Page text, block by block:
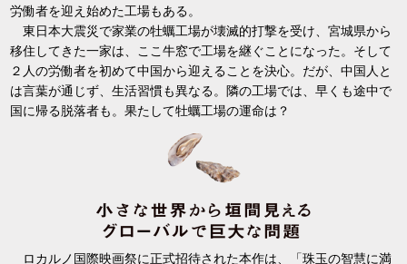
労働者を迎え始めた工場もある。
東日本大震災で家業の牡蠣工場が壊滅的打撃を受け、宮城県から
移住してきた一家は、ここ牛窓で工場を継ぐことになった。そして
２人の労働者を初めて中国から迎えることを決心。だが、中国人と
は言葉が通じず、生活習慣も異なる。隣の工場では、早くも途中で
国に帰る脱落者も。果たして牡蠣工場の運命は？
ロカルノ国際映画祭に正式招待された本作は、「珠玉の智慧に満